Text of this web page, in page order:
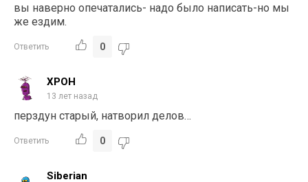
вы наверно опечатались- надо было написать-но мы
же ездим.
Ответить 0
ХРОН
13 лет назад
перздун старый, натворил делов…
Ответить 0
Siberian